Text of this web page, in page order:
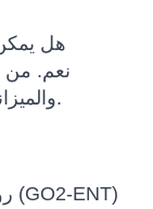
هل
نعم. من
والميزانية والجدول الزمني ومتطلبات التكامل.